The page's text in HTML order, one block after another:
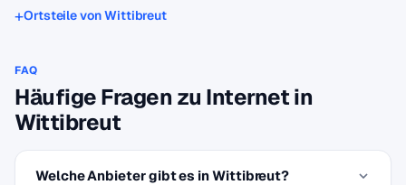
Ortsteile von Wittibreut
FAQ
Häufige Fragen zu Internet in
Wittibreut
Welche Anbieter gibt es in Wittibreut?